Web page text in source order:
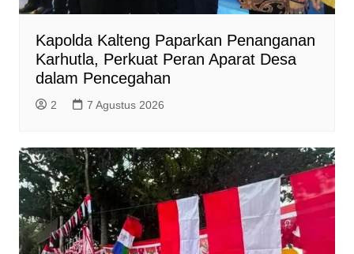
Kapolda Kalteng Paparkan Penanganan
Karhutla, Perkuat Peran Aparat Desa
dalam Pencegahan
2 7 Agustus 2026